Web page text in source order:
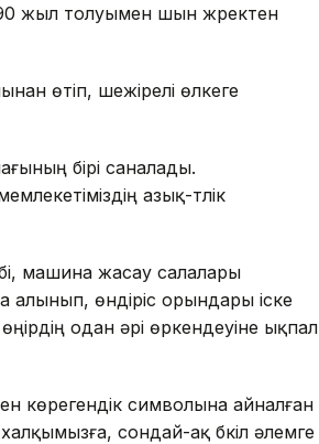
жыл толуымен шын жүректен
өтіп, шежірелі өлкеге
бірі саналады.
азық-түлік
машина жасау салалары
өндіріс орындары іске
одан әрі өркендеуіне ықпал
көрегендік символына айналған
сондай-ақ бүкіл әлемге